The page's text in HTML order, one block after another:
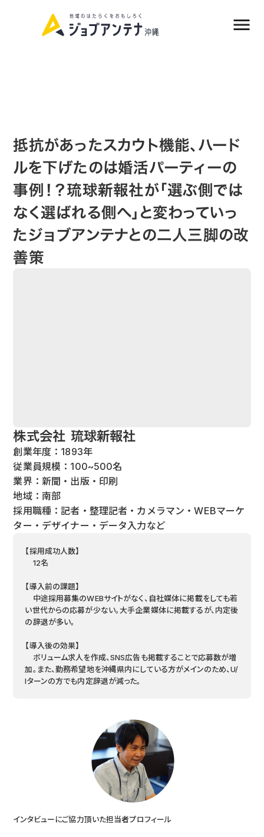
抵抗があったスカウト機能、ハード
ルを下げたのは婚活パーティーの
事例！？琉球新報社が「選ぶ側では
なく選ばれる側へ」と変わっていっ
たジョブアンテナとの二人三脚の改
善策
株式会社 琉球新報社
創業年度：1893年
従業員規模：100~500名
業界：新聞・出版・印刷
地域：南部
採用職種：記者・整理記者・カメラマン・WEBマーケ
ター・デザイナー・データ入力など
【採用成功人数】
12名
【導入前の課題】
中途採用募集のWEBサイトがなく、自社媒体に掲載をしても若
い世代からの応募が少ない。大手企業媒体に掲載するが、内定後
の辞退が多い。
【導入後の効果】
ボリューム求人を作成、SNS広告も掲載することで応募数が増
加。また、勤務希望地を沖縄県内にしている方がメインのため、U/
Iターンの方でも内定辞退が減った。
インタビューにご協力頂いた担当者プロフィール
menu